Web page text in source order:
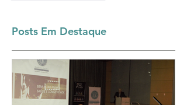
Posts Em Destaque